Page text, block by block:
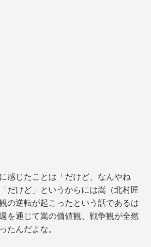
感じたことは「だけど、なんやね
だけど」というからには嵩（北村匠
の逆転が起こったという話であるは
を通じて嵩の価値観、戦争観が全然
たんだよな。